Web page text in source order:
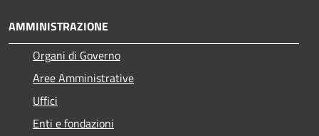
AMMINISTRAZIONE
Organi di Governo
Aree Amministrative
Uffici
Enti e fondazioni